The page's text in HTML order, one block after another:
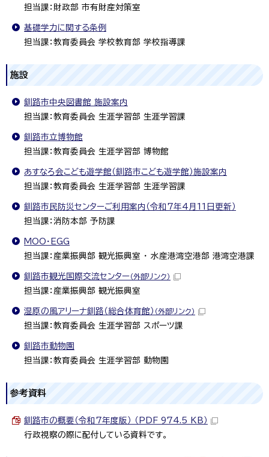
担当課：財政部 市有財産対策室
基礎学力に関する条例
担当課：教育委員会 学校教育部 学校指導課
施設
釧路市中央図書館 施設案内
担当課：教育委員会 生涯学習部 生涯学習課
釧路市立博物館
担当課：教育委員会 生涯学習部 博物館
あすなろ会こども遊学館（釧路市こども遊学館）施設案内
担当課：教育委員会 生涯学習部 生涯学習課
釧路市民防災センターご利用案内（令和7年4月11日更新）
担当課：消防本部 予防課
MOO・EGG
担当課：産業振興部 観光振興室 ・ 水産港湾空港部 港湾空港課
釧路市観光国際交流センター（外部リンク）
担当課：産業振興部 観光振興室
湿原の風アリーナ釧路（総合体育館） （外部リンク）
担当課：教育委員会 生涯学習部 スポーツ課
釧路市動物園
担当課：教育委員会 生涯学習部 動物園
参考資料
釧路市の概要（令和7年度版） （PDF 974.5 KB）
行政視察の際に配付している資料です。